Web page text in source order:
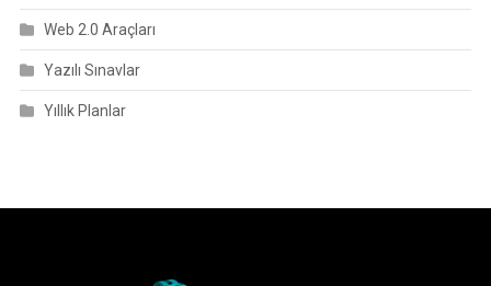
Web 2.0 Araçları
Yazılı Sınavlar
Yıllık Planlar